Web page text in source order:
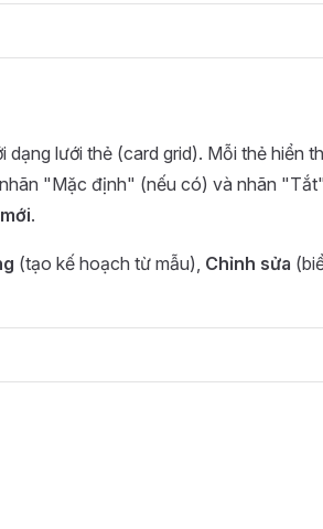
dạng lưới thẻ (card grid). Mỗi thẻ hiển
"Mặc định" (nếu có) và nhãn
.
(tạo kế hoạch từ mẫu), Chỉnh sửa